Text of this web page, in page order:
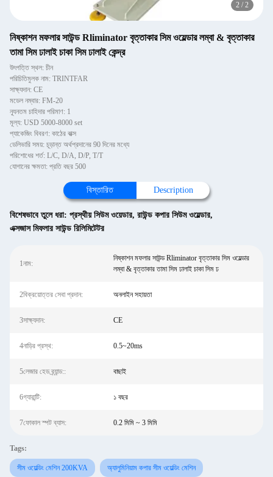
2 / 2
নিষ্কাশন মফলার সাউন্ড Rliminator বৃত্তাকার সিম ওয়েল্ডার লম্বা & বৃত্তাকার
তামা সিম ঢালাই চাকা সিম ঢালাই কেন্দ্র
উৎপত্তি স্থল: চীন
পরিচিতিমুলক নাম: TRINTFAR
সাক্ষ্যদান: CE
মডেল নম্বার: FM-20
ন্যূনতম চাহিদার পরিমাণ: 1
মূল্য: USD 5000-8000 set
প্যাকেজিং বিবরণ: কাঠের বাক্স
ডেলিভারি সময়: চূড়ান্ত অর্থপ্রদানের 90 দিনের মধ্যে
পরিশোধের শর্ত: L/C, D/A, D/P, T/T
যোগানের ক্ষমতা: প্রতি বছর 500
বিস্তারিত Description
বিশেষভাবে তুলে ধরা: প্রস্থীয় সিউম ওয়েডার, রাউন্ড কপার সিউম ওয়েল্ডার,
এক্সজাস মিফলার সাউন্ড রিলিমিটেটর
1নাম:
নিষ্কাশন মফলার সাউন্ড Rliminator বৃত্তাকার সিম ওয়েল্ডার
লম্বা & বৃত্তাকার তামা সিম ঢালাই চাকা সিম ঢ
2বিক্রয়োত্তর সেবা প্রদান: অনলাইন সহায়তা
3সাক্ষ্যদান: CE
4নাড়ির প্রস্থ: 0.5~20ms
5লেজার হেড ব্র্যান্ড:: বাছাই
6গ্যারান্টি: ১ বছর
7ফোকাল স্পট ব্যাস: 0.2 মিমি ~ 3 মিমি
Tags:
সীম ওয়েল্ডিং মেশিন 200KVA অ্যালুমিনিয়াম কপার সীম ওয়েল্ডিং মেশিন